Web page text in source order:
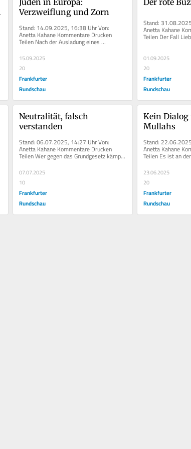
Verzweiflung und Zorn
Stand: 14.09.2025, 16:38 Uhr Von:
Anetta Kahane Kommentare Drucken
Teilen Nach der Ausladung eines
israelischen Dirigenten fühlen...
15.09.2025
20
Frankfurter
Rundschau
Stand:
Anetta Kahane
Teilen Der Fall
01.09.2025
20
Frankfurter
Rundschau
Neutralität, falsch
verstanden
Stand: 06.07.2025, 14:27 Uhr Von:
Anetta Kahane Kommentare Drucken
Teilen Wer gegen das Grundgesetz kämpft,
muss Konsequenzen...
07.07.2025
10
Frankfurter
Rundschau
Kein Dialog
Mullahs
Stand:
Anetta Kahane
Teilen Es ist an
23.06.2025
20
Frankfurter
Rundschau